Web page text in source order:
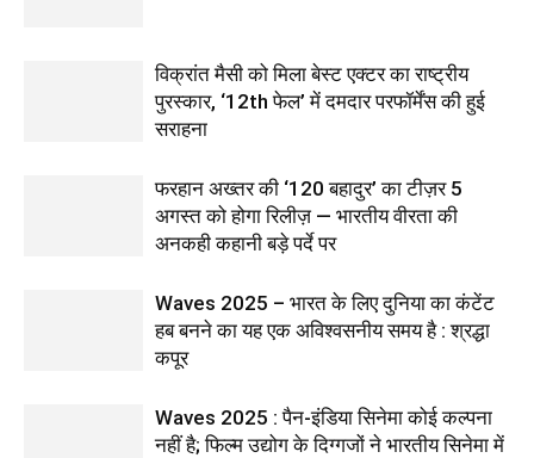
विक्रांत मैसी को मिला बेस्ट एक्टर का राष्ट्रीय
पुरस्कार, ‘12th फेल’ में दमदार परफॉर्मेंस की हुई
सराहना
फरहान अख्तर की ‘120 बहादुर’ का टीज़र 5
अगस्त को होगा रिलीज़ — भारतीय वीरता की
अनकही कहानी बड़े पर्दे पर
Waves 2025 – भारत के लिए दुनिया का कंटेंट
हब बनने का यह एक अविश्वसनीय समय है : श्रद्धा
कपूर
Waves 2025 : पैन-इंडिया सिनेमा कोई कल्पना
नहीं है; फिल्म उद्योग के दिग्गजों ने भारतीय सिनेमा में